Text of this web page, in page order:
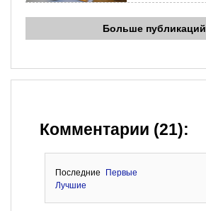
Больше публикаций
Комментарии (21):
Последние
Первые
Лучшие